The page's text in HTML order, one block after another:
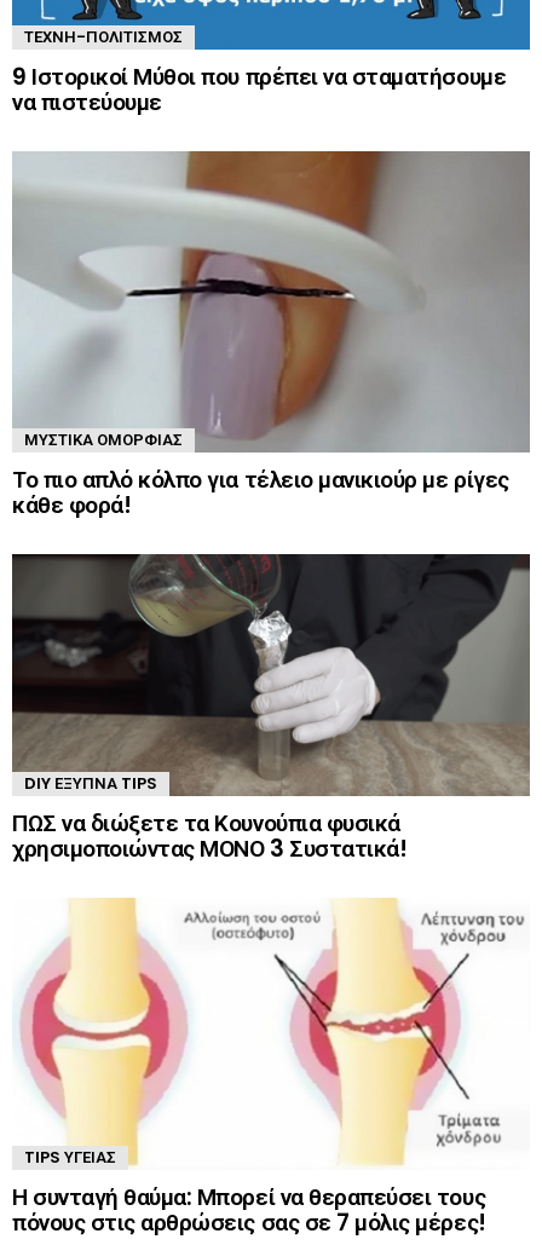
ΤΈΧΝΗ-ΠΟΛΙΤΙΣΜΌΣ
9 Ιστορικοί Μύθοι που πρέπει να σταματήσουμε
να πιστεύουμε
ΜΥΣΤΙΚΆ ΟΜΟΡΦΙΆΣ
Το πιο απλό κόλπο για τέλειο μανικιούρ με ρίγες
κάθε φορά!
DIY ΈΞΥΠΝΑ TIPS
ΠΩΣ να διώξετε τα Κουνούπια φυσικά
χρησιμοποιώντας ΜΟΝΟ 3 Συστατικά!
TIPS ΥΓΕΊΑΣ
Η συνταγή θαύμα: Μπορεί να θεραπεύσει τους
πόνους στις αρθρώσεις σας σε 7 μόλις μέρες!